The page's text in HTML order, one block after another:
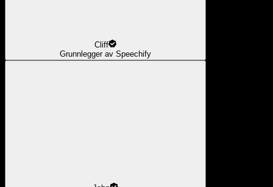
Cliff
Grunnlegger av Speechify